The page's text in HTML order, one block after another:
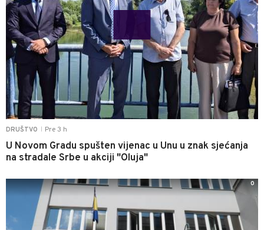
DRUŠTVO Pre 3 h
U Novom Gradu spušten vijenac u Unu u znak sjećanja
na stradale Srbe u akciji "Oluja"
0